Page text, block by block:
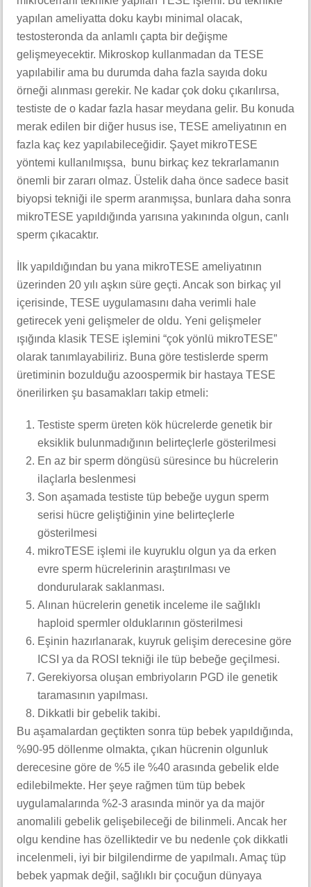
yapılan ameliyatta doku kaybı minimal olacak,
testosteronda da anlamlı çapta bir değişme
gelişmeyecektir. Mikroskop kullanmadan da TESE
yapılabilir ama bu durumda daha fazla sayıda doku
örneği alınması gerekir. Ne kadar çok doku çıkarılırsa,
testiste de o kadar fazla hasar meydana gelir. Bu konuda
merak edilen bir diğer husus ise, TESE ameliyatının en
fazla kaç kez yapılabileceğidir. Şayet mikroTESE
yöntemi kullanılmışsa, bunu birkaç kez tekrarlamanın
önemli bir zararı olmaz. Üstelik daha önce sadece basit
biyopsi tekniği ile sperm aranmışsa, bunlara daha sonra
mikroTESE yapıldığında yarısına yakınında olgun, canlı
sperm çıkacaktır.
İlk yapıldığından bu yana mikroTESE ameliyatının
üzerinden 20 yılı aşkın süre geçti. Ancak son birkaç yıl
içerisinde, TESE uygulamasını daha verimli hale
getirecek yeni gelişmeler de oldu. Yeni gelişmeler
ışığında klasik TESE işlemini “çok yönlü mikroTESE”
olarak tanımlayabiliriz. Buna göre testislerde sperm
üretiminin bozulduğu azoospermik bir hastaya TESE
önerilirken şu basamakları takip etmeli:
Testiste sperm üreten kök hücrelerde genetik bir
eksiklik bulunmadığının belirteçlerle gösterilmesi
En az bir sperm döngüsü süresince bu hücrelerin
ilaçlarla beslenmesi
Son aşamada testiste tüp bebeğe uygun sperm
serisi hücre geliştiğinin yine belirteçlerle
gösterilmesi
mikroTESE işlemi ile kuyruklu olgun ya da erken
evre sperm hücrelerinin araştırılması ve
dondurularak saklanması.
Alınan hücrelerin genetik inceleme ile sağlıklı
haploid spermler olduklarının gösterilmesi
Eşinin hazırlanarak, kuyruk gelişim derecesine göre
ICSI ya da ROSI tekniği ile tüp bebeğe geçilmesi.
Gerekiyorsa oluşan embriyoların PGD ile genetik
taramasının yapılması.
Dikkatli bir gebelik takibi.
Bu aşamalardan geçtikten sonra tüp bebek yapıldığında,
%90-95 döllenme olmakta, çıkan hücrenin olgunluk
derecesine göre de %5 ile %40 arasında gebelik elde
edilebilmekte. Her şeye rağmen tüm tüp bebek
uygulamalarında %2-3 arasında minör ya da majör
anomalili gebelik gelişebileceği de bilinmeli. Ancak her
olgu kendine has özelliktedir ve bu nedenle çok dikkatli
incelenmeli, iyi bir bilgilendirme de yapılmalı. Amaç tüp
bebek yapmak değil, sağlıklı bir çocuğun dünyaya